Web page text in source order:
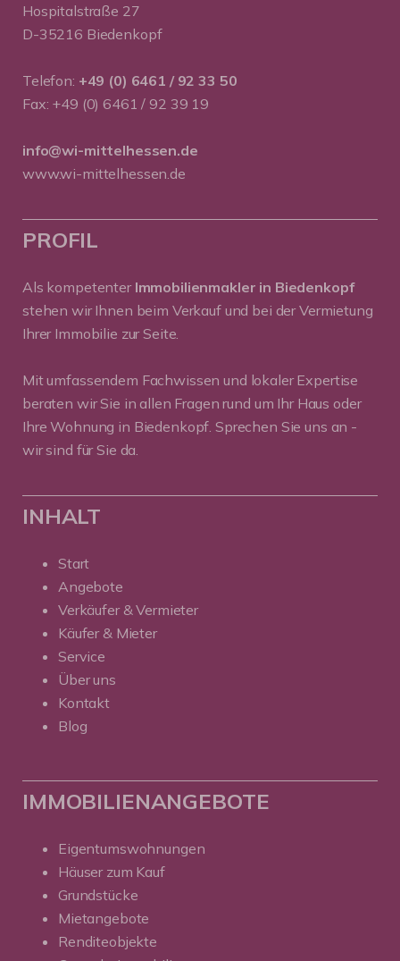
Hospitalstraße 27
D-35216 Biedenkopf
Telefon: +49 (0) 6461 / 92 33 50
Fax: +49 (0) 6461 / 92 39 19
info@wi-mittelhessen.de
www.wi-mittelhessen.de
PROFIL
Als kompetenter Immobilienmakler in Biedenkopf
stehen wir Ihnen beim Verkauf und bei der Vermietung
Ihrer Immobilie zur Seite.
Mit umfassendem Fachwissen und lokaler Expertise
beraten wir Sie in allen Fragen rund um Ihr Haus oder
Ihre Wohnung in Biedenkopf. Sprechen Sie uns an -
wir sind für Sie da.
INHALT
Start
Angebote
Verkäufer & Vermieter
Käufer & Mieter
Service
Über uns
Kontakt
Blog
IMMOBILIENANGEBOTE
Eigentumswohnungen
Häuser zum Kauf
Grundstücke
Mietangebote
Renditeobjekte